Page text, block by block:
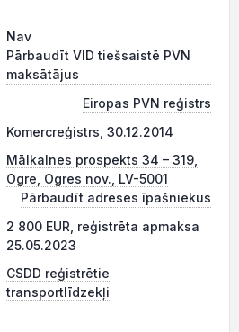
Nav
Pārbaudīt VID tiešsaistē PVN
maksātājus
Eiropas PVN reģistrs
Komercreģistrs, 30.12.2014
Mālkalnes prospekts 34 – 319,
Ogre, Ogres nov., LV-5001
Pārbaudīt adreses īpašniekus
2 800 EUR, reģistrēta apmaksa
25.05.2023
CSDD reģistrētie
transportlīdzekļi